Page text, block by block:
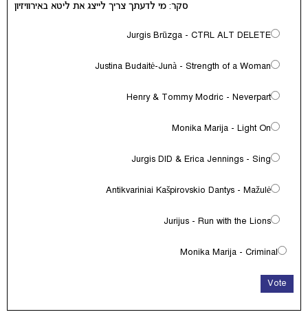
סקר: מי לדעתך צריך לייצג את ליטא באירוויזיון
Jurgis Brūzga - CTRL ALT DELETE
Justina Budaitė-Junà - Strength of a Woman
Henry & Tommy Modric - Neverpart
Monika Marija - Light On
Jurgis DID & Erica Jennings - Sing
Antikvariniai Kašpirovskio Dantys - Mažulė
Jurijus - Run with the Lions
Monika Marija - Criminal
Vote